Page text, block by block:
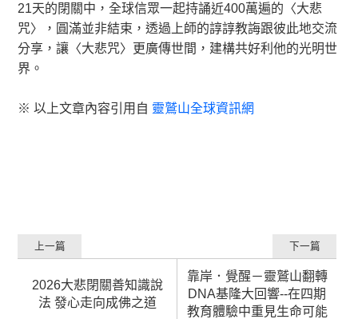
21天的閉關中，全球信眾一起持誦近400萬遍的〈大悲
咒〉，圓滿並非結束，透過上師的諄諄教誨跟彼此地交流
分享，讓〈大悲咒〉更廣傳世間，建構共好利他的光明世
界。
※ 以上文章內容引用自 靈鷲山全球資訊網
2026大悲閉關善知識說
法 發心走向成佛之道
上一篇
靠岸．覺醒－靈鷲山翻轉
DNA基隆大回響--在四期
教育體驗中重見生命可能
下一篇